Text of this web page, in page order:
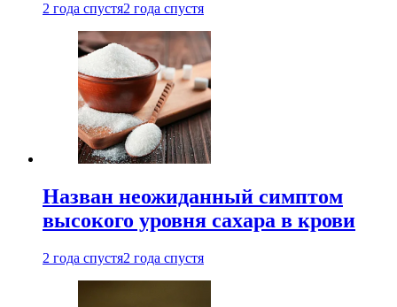
2 года спустя2 года спустя
Назван неожиданный симптом
высокого уровня сахара в крови
2 года спустя2 года спустя